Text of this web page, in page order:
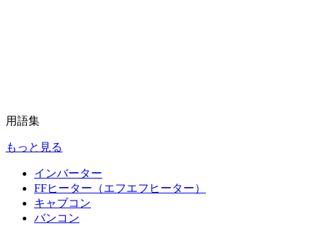
用語集
もっと見る
インバーター
FFヒーター（エフエフヒーター）
キャブコン
バンコン